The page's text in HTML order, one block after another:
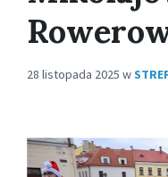
28 listopada 2025 w